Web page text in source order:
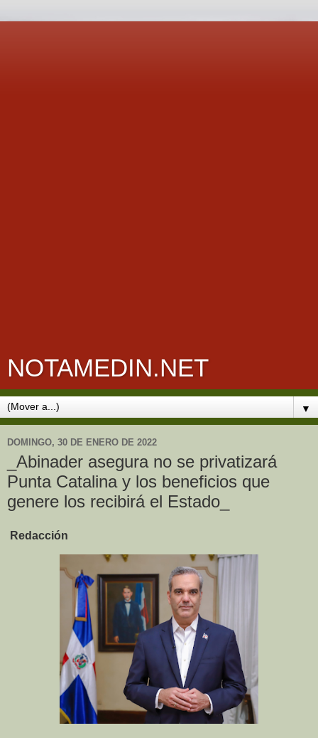
NOTAMEDIN.NET
▼
DOMINGO, 30 DE ENERO DE 2022
_Abinader asegura no se privatizará
Punta Catalina y los beneficios que
genere los recibirá el Estado_
Redacción